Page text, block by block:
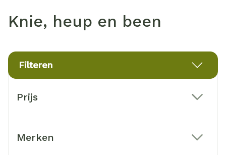
Knie, heup en been
Filteren
Prijs
Merken